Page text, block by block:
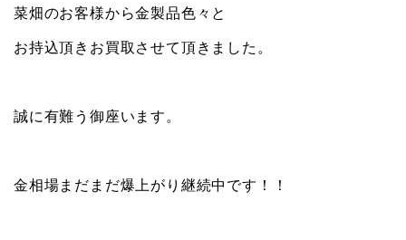
菜畑のお客様から金製品色々と
お持込頂きお買取させて頂きました。
誠に有難う御座います。
金相場まだまだ爆上がり継続中です！！